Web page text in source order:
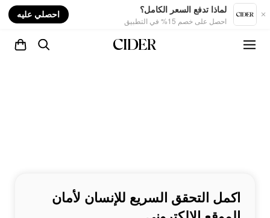
لماذا تدفع السعر الكامل؟
احصل على خصم 15% في التطبيق
احصلي عليه
اكمل التحقق السريع للإنسان لأمان